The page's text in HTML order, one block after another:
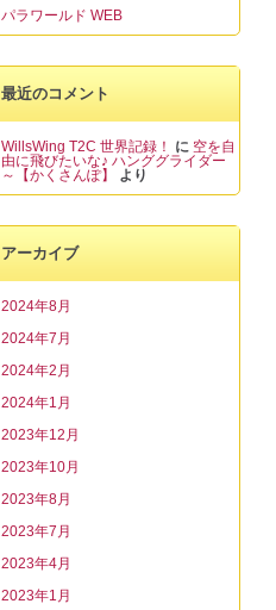
パラワールド WEB
最近のコメント
WillsWing T2C 世界記録！ に 空を自
由に飛びたいな♪ ハンググライダー
～【かくさんぽ】
より
アーカイブ
2024年8月
2024年7月
2024年2月
2024年1月
2023年12月
2023年10月
2023年8月
2023年7月
2023年4月
2023年1月